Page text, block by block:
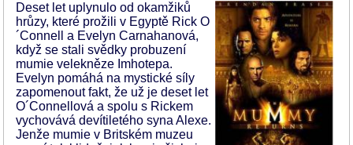
Deset let uplynulo od okamžiků
hrůzy, které prožili v Egyptě Rick O
´Connell a Evelyn Carnahanová,
když se stali svědky probuzení
mumie velekněze Imhotepa.
Evelyn pomáhá na mystické síly
zapomenout fakt, že už je deset let
O´Connellová a spolu s Rickem
vychovává devítiletého syna Alexe.
Jenže mumie v Britském muzeu